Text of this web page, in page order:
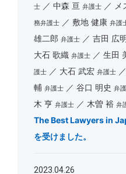
士
中森 亘 弁護士
務弁護士
敷地 健康 弁護
雄二郎 弁護士 吉田 広
大石 歌織 弁護士 生田
護士
大石 武宏 弁護士
輔 弁護士 谷口 明史 弁
木 亨 弁護士 木曽 裕 弁
The Best Lawyers in
を受けました。
2023.04.26